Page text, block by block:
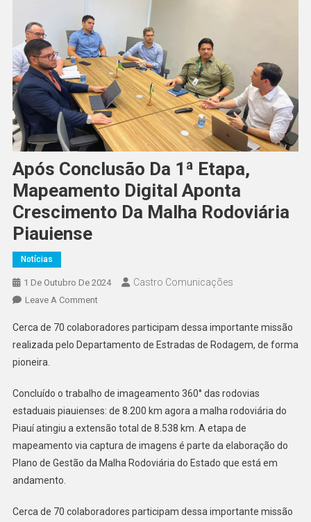
Após Conclusão Da 1ª Etapa,
Mapeamento Digital Aponta
Crescimento Da Malha Rodoviária
Piauiense
Notícias
1 De Outubro De 2024 Castro Comunicações
Leave A Comment
Cerca de 70 colaboradores participam dessa importante missão
realizada pelo Departamento de Estradas de Rodagem, de forma
pioneira.
Concluído o trabalho de imageamento 360° das rodovias
estaduais piauienses: de 8.200 km agora a malha rodoviária do
Piauí atingiu a extensão total de 8.538 km. A etapa de
mapeamento via captura de imagens é parte da elaboração do
Plano de Gestão da Malha Rodoviária do Estado que está em
andamento.
Cerca de 70 colaboradores participam dessa importante missão